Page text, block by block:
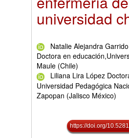
universidad
Natalie Alejandra
Doctora en
Maule (Chile)
Liliana Lira López
Universidad Pedagógica
Zapopan (Jalisco México)
https://doi.org/